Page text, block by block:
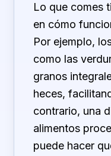
Lo que comes
en cómo
Por ejemplo,
como las
granos
heces,
contrario, una
alimentos
puede hacer